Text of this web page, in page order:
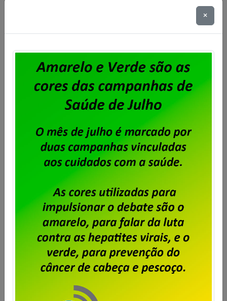
ASSEMBLEIA GERAL EXTRAORDINÁRIA EDITAL DE
SINDICATO DOS TRABALHADORES EM […]
Saiba mais
IplanRio – ACTs 2022/2023 e
2023/2025 são assinados
×